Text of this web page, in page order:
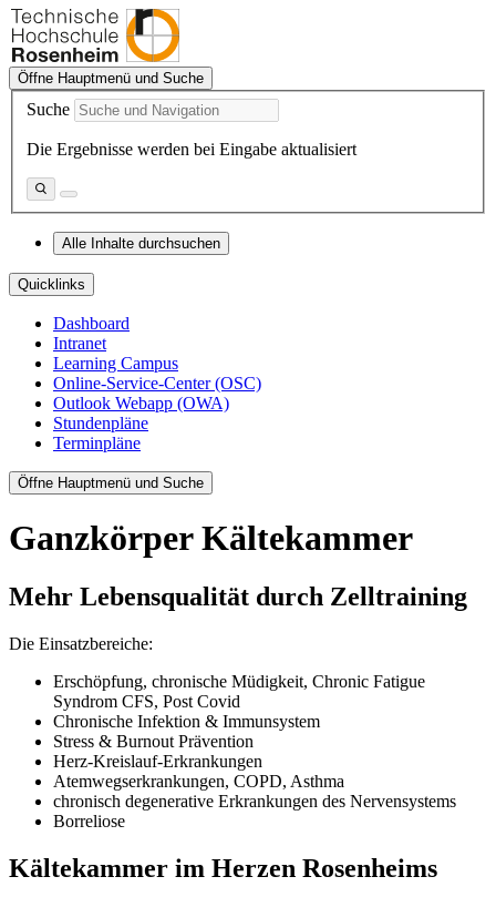
Öffne Hauptmenü und Suche
Suche
Die Ergebnisse werden bei Eingabe aktualisiert
Alle Inhalte durchsuchen
Quicklinks
Dashboard
Intranet
Learning Campus
Online-Service-Center (OSC)
Outlook Webapp (OWA)
Stundenpläne
Terminpläne
Öffne Hauptmenü und Suche
Ganzkörper Kältekammer
Mehr Lebensqualität durch Zelltraining
Die Einsatzbereiche:
Erschöpfung, chronische Müdigkeit, Chronic Fatigue
Syndrom CFS, Post Covid
Chronische Infektion & Immunsystem
Stress & Burnout Prävention
Herz-Kreislauf-Erkrankungen
Atemwegserkrankungen, COPD, Asthma
chronisch degenerative Erkrankungen des Nervensystems
Borreliose
Kältekammer im Herzen Rosenheims